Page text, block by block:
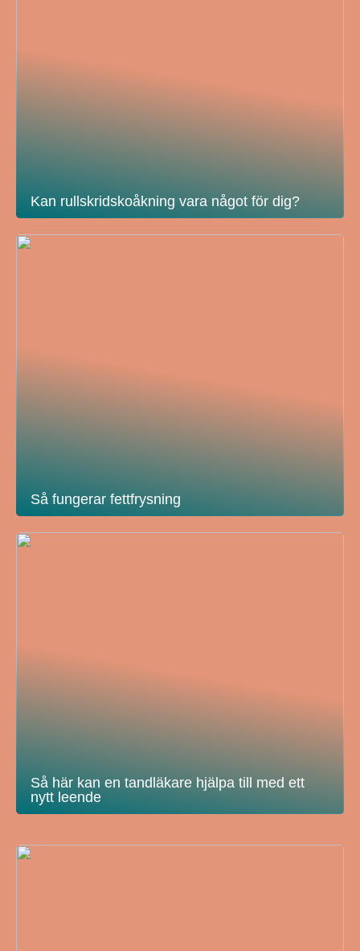
Kan rullskridskoåkning vara något för dig?
Så fungerar fettfrysning
Så här kan en tandläkare hjälpa till med ett
nytt leende